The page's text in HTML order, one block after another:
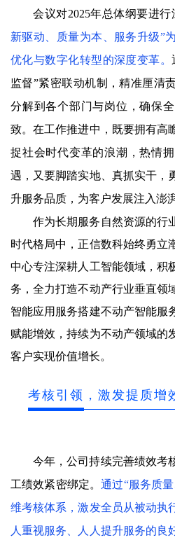
会议对2025年总体纲要进行
新驱动、质量为本、服务升级”
优化与数字化转型的深度变革。
监督”紧密联动机制，精准厘清
分解到各个部门与岗位，确保
致。在工作推进中，既要拥有高
捉社会时代变革的浪潮，热情
遇，又要脚踏实地、真抓实干，
升服务品质，为客户发展注入澎
作为长期服务自然资源的行
时代格局中，正信数科始终勇立
中心专注深耕人工智能领域，积
务，全力打造不动产行业垂直领
智能应用服务搭建不动产智能服
赋能增效，持续为不动产领域的
客户实现价值增长。
考核引领，激发提质增
今年，公司持续完善绩效考
工绩效紧密绑定。通过“服务质
维考核体系，激发全员从被动执
人重视服务、人人提升服务的良